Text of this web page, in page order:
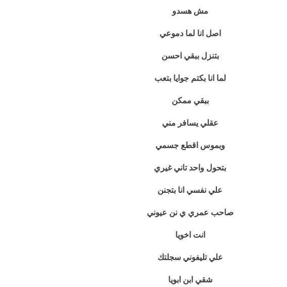
مش هسدو
اصل انا لما دموعي
بتنزل ببقي احسن
لما انا بكتم جوايا بتعب
ببقي ممكن
عقلي يسافر مني
وبموس اقطع جسمي
بتحول واحد تاني غيري
علي نفسي انا بتجنن
صاحب عمري ي نن عيوني
انت اخويا
علي تليفوني سجلتك
شقي ابن ابويا